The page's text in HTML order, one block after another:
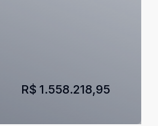
R$ 1.558.218,95